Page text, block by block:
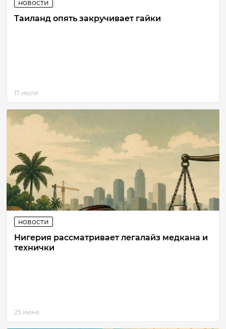
новости
Таиланд опять закручивает гайки
17 июля
новости
Нигерия рассматривает легалайз медкана и
технички
25 июня